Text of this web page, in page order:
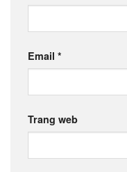
Email *
Trang web